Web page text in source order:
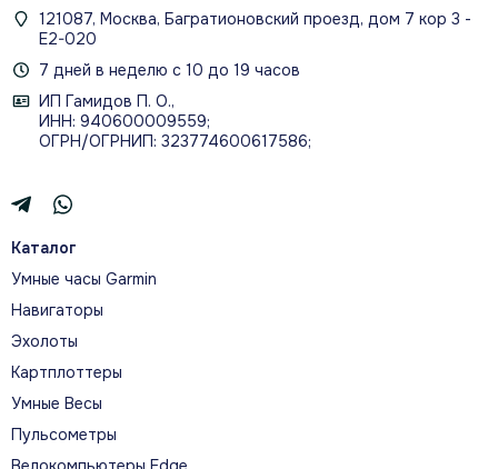
121087, Москва, Багратионовский проезд, дом 7 кор 3 -
Е2-020
7 дней в неделю с 10 до 19 часов
ИП Гамидов П. О.,
ИНН: 940600009559;
ОГРН/ОГРНИП: 323774600617586;
Каталог
Умные часы Garmin
Навигаторы
Эхолоты
Картплоттеры
Умные Весы
Пульсометры